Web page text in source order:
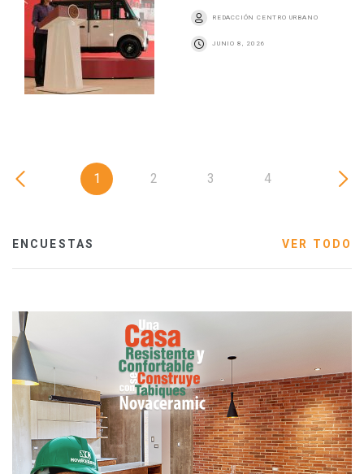
REDACCIÓN CENTRO URBANO
JUNIO 8, 2026
1 2 3 4
ENCUESTAS VER TODO